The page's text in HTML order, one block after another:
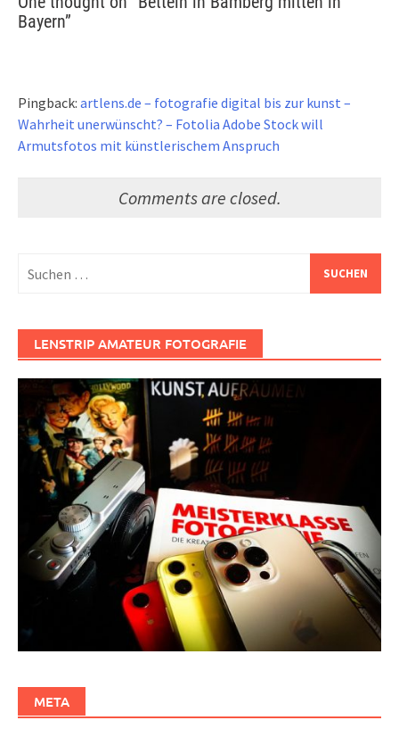
Bayern”
Pingback: artlens.de – fotografie digital bis zur kunst –
Wahrheit unerwünscht? – Fotolia Adobe Stock will
Armutsfotos mit künstlerischem Anspruch
Comments are closed.
nach:
LENSTRIP AMATEUR FOTOGRAFIE
META